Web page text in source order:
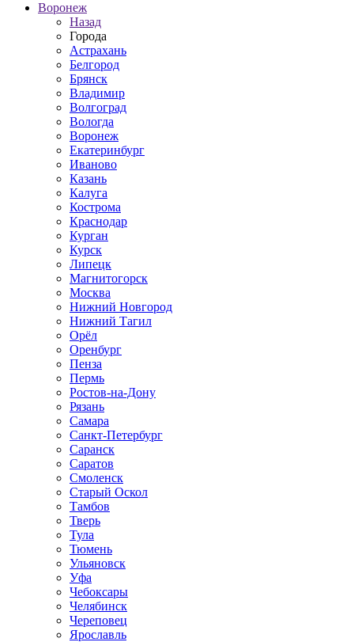
Воронеж
Назад
Города
Астрахань
Белгород
Брянск
Владимир
Волгоград
Вологда
Воронеж
Екатеринбург
Иваново
Казань
Калуга
Кострома
Краснодар
Курган
Курск
Липецк
Магнитогорск
Москва
Нижний Новгород
Нижний Тагил
Орёл
Оренбург
Пенза
Пермь
Ростов‑на‑Дону
Рязань
Самара
Санкт‑Петербург
Саранск
Саратов
Смоленск
Старый Оскол
Тамбов
Тверь
Тула
Тюмень
Ульяновск
Уфа
Чебоксары
Челябинск
Череповец
Ярославль